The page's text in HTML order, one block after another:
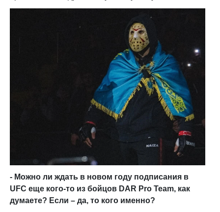
- Можно ли ждать в новом году подписания в
UFC еще кого-то из бойцов DAR Pro Team, как
думаете? Если – да, то кого именно?